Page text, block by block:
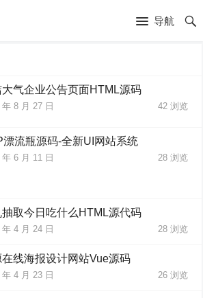
导航
大气企业公告页面HTML源码
年 8 月 27 日 42浏览
漂流瓶源码-全新UI网站系统
年 6 月 11 日 28浏览
抽取今日吃什么HTML源代码
年 4 月 24 日 28浏览
线海报设计网站Vue源码
年 4 月 23 日 26浏览